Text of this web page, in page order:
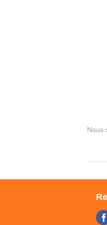
Nous